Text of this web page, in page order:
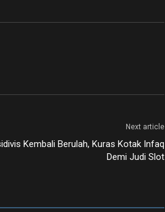
Next article
Kembali Berulah, Kuras Kotak Infaq
Demi Judi Slot